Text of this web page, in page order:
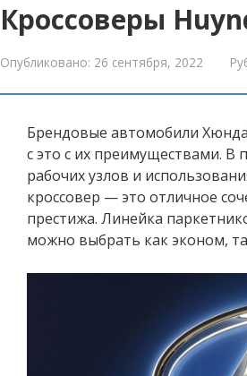
Кроссоверы
Опубликовано: 26 сентября, 2022
Брендовые автомобили
с это с их преимуществами. В
рабочих узлов и
кроссовер — это отличное
престижа. Линейка
можно выбрать как эконом,